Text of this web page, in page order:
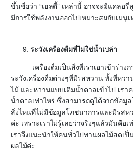
ขึ้นชื่อว่า “เฮลตี้” เหล่านี้ อาจจะมีแคลอ
มีการใช้พลังงานออกไปเหมาะสมกับเมนู
ระวังเครื่องดื่มที่ไม่ใช่น้ำเปล่า
เครื่องดื่มเป็นสิ่งที่เราเอาเข้าร่างกา
ระวังเครื่องดื่มต่างๆที่มีรสหวาน ทั้งที่หว
ไม้ และหวานแบบเติมน้ำตาลเข้าไป เรา
น้ำตาลเท่าไหร่ ซึ่งสามารถดูได้จากข้อ
สิ่งไหนที่ไม่มีข้อมูลโภชนาการและมีรสห
ค่ะ เพราะเราไม่รู้เลยว่าจริงๆแล้วมันคือ
เราจึงแนะนำให้คนทั่วไปทานผลไม้สดเป็
ผลไม้ค่ะ